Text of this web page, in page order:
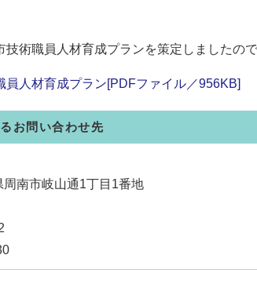
技術職員人材育成プランを策定しましたの
員人材育成プラン[PDFファイル／956KB]
お問い合わせ先
周南市岐山通1丁目1番地